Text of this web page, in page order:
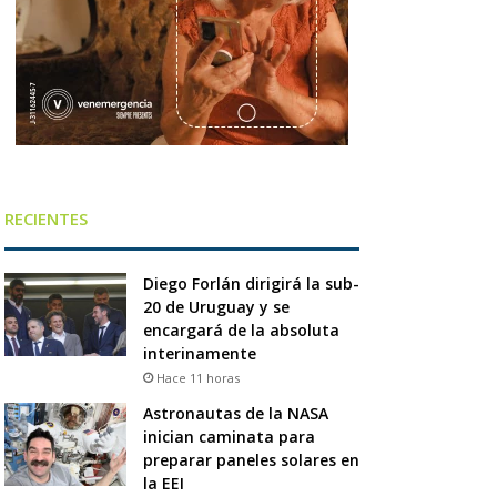
RECIENTES
Diego Forlán dirigirá la sub-
20 de Uruguay y se
encargará de la absoluta
interinamente
Hace 11 horas
Astronautas de la NASA
inician caminata para
preparar paneles solares en
la EEI